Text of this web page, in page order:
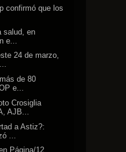
confirmó que los
salud, en
e...
24 de marzo,
de 80
e...
Crosiglia
AJB...
a Astiz?:
...
Página/12